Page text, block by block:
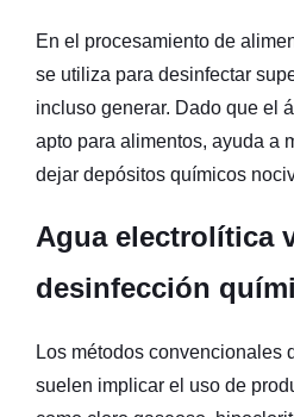
En el procesamiento de
se utiliza para desinfectar
incluso generar. Dado que el
apto para alimentos, ayuda a
dejar depósitos químicos
Agua electrolítica
desinfección
Los métodos convencionales
suelen implicar el uso de